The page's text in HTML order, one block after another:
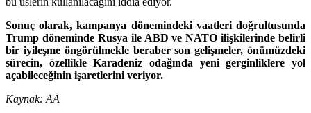
Sonuç olarak, kampanya dönemindeki vaatleri doğrultusunda
Trump döneminde Rusya ile ABD ve NATO ilişkilerinde belirli
bir iyileşme öngörülmekle beraber son gelişmeler, önümüzdeki
sürecin, özellikle Karadeniz odağında yeni gerginliklere yol
açabileceğinin işaretlerini veriyor.
Kaynak: AA